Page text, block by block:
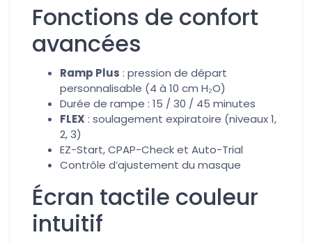
Fonctions de confort
avancées
Ramp Plus : pression de départ
personnalisable (4 à 10 cm H₂O)
Durée de rampe : 15 / 30 / 45 minutes
FLEX : soulagement expiratoire (niveaux 1,
2, 3)
EZ-Start, CPAP-Check et Auto-Trial
Contrôle d’ajustement du masque
Écran tactile couleur
intuitif